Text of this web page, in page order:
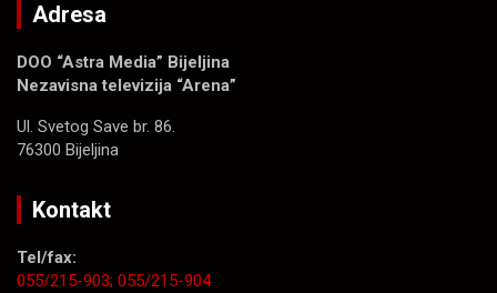
Adresa
DOO “Astra Media” Bijeljina
Nezavisna televizija “Arena”
Ul. Svetog Save br. 86.
76300 Bijeljina
Kontakt
Tel/fax:
055/215-903; 055/215-904